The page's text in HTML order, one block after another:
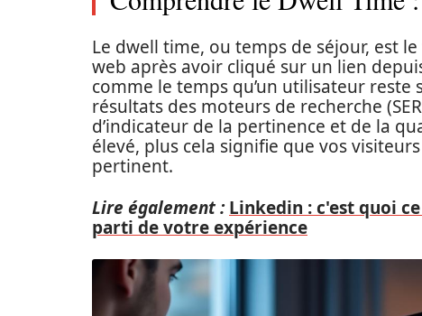
Le dwell time, ou temps de séjour, est
web après avoir cliqué sur un lien
comme le temps qu’un utilisateur
résultats des moteurs de recherche
d’indicateur de la pertinence et de la
élevé, plus cela signifie que vos
pertinent.
Lire également : Linkedin : c'est quoi
parti de votre expérience